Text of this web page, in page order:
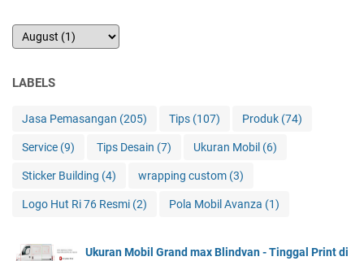
LABELS
Jasa Pemasangan (205) Tips (107) Produk (74)
Service (9) Tips Desain (7) Ukuran Mobil (6)
Sticker Building (4) wrapping custom (3)
Logo Hut Ri 76 Resmi (2) Pola Mobil Avanza (1)
Ukuran Mobil Grand max Blindvan - Tinggal Print di